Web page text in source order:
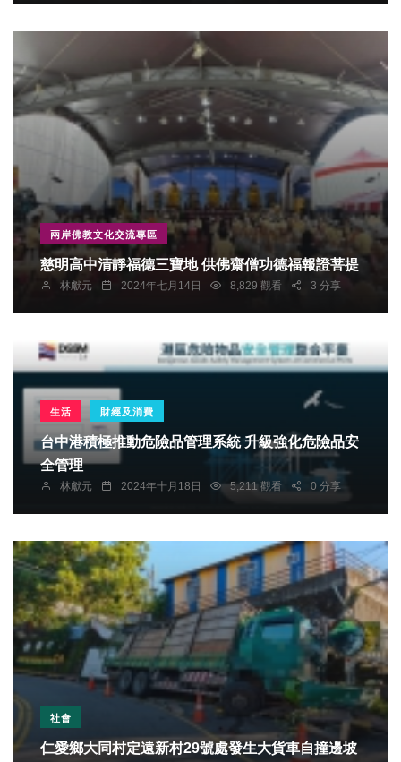
兩岸佛教文化交流專區
慈明高中清靜福德三寶地 供佛齋僧功德福報證菩提
林獻元 2024年七月14日 8,829 觀看 3 分享
生活 財經及消費
台中港積極推動危險品管理系統 升級強化危險品安
全管理
林獻元 2024年十月18日 5,211 觀看 0 分享
社會
仁愛鄉大同村定遠新村29號處發生大貨車自撞邊坡